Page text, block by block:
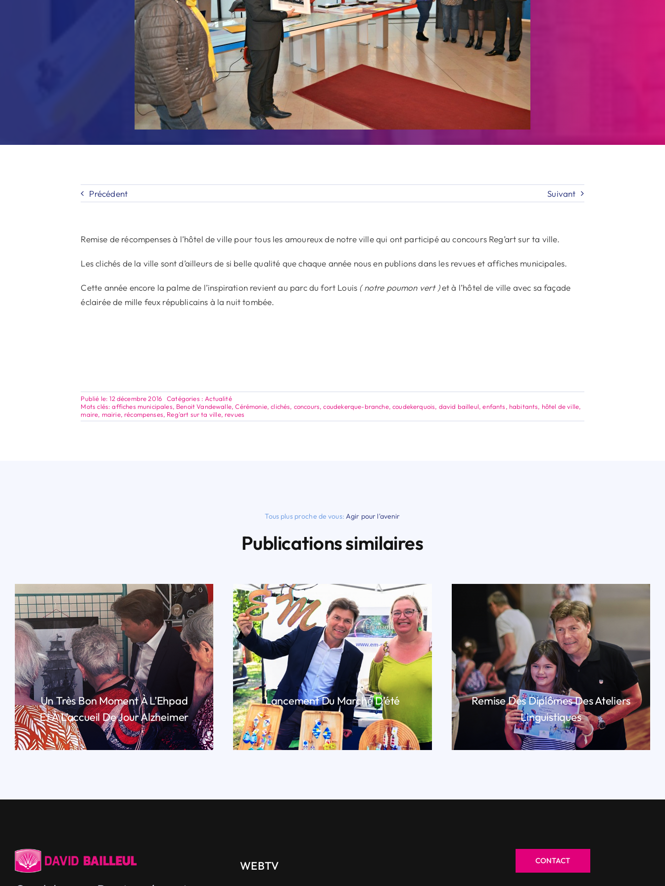
Précédent Suivant
Remise de récompenses à l’hôtel de ville pour tous les amoureux de notre ville qui ont participé au concours Reg’art sur ta ville.
Les clichés de la ville sont d’ailleurs de si belle qualité que chaque année nous en publions dans les revues et affiches municipales.
Cette année encore la palme de l’inspiration revient au parc du fort Louis ( notre poumon vert )et à l’hôtel de ville avec sa façade
éclairée de mille feux républicains à la nuit tombée.
Publié le: 12 décembre 2016 Catégories : Actualité
Mots clés:affiches municipales, Benoit Vandewalle,Cérémonie,clichés, concours,coudekerque-branche,coudekerquois, david bailleul,enfants, habitants, hôtel de ville,
maire, mairie, récompenses, Reg'art sur ta ville, revues
Tous plus proche de vous: Agir pour l'avenir
Publications similaires
Un Très Bon Moment À L’Ehpad
Et À L’accueil De Jour Alzheimer
LIRE PLUS
Lancement Du Marché D’été
LIRE PLUS
Remise Des Diplômes Des Ateliers
Linguistiques
LIRE PLUS
WEBTV CONTACT